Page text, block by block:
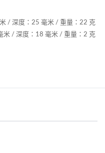
/ 深度：25 毫米 / 重量：22 克
米 / 深度：18 毫米 / 重量：2 克